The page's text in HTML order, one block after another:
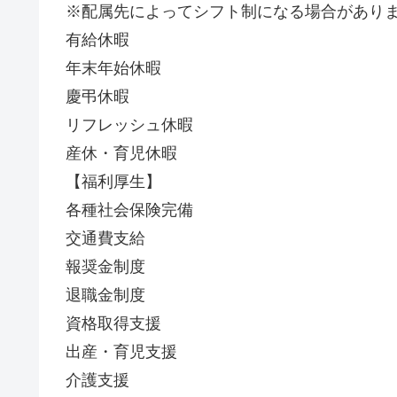
※配属先によってシフト制になる場合があり
有給休暇
年末年始休暇
慶弔休暇
リフレッシュ休暇
産休・育児休暇
【福利厚生】
各種社会保険完備
交通費支給
報奨金制度
退職金制度
資格取得支援
出産・育児支援
介護支援